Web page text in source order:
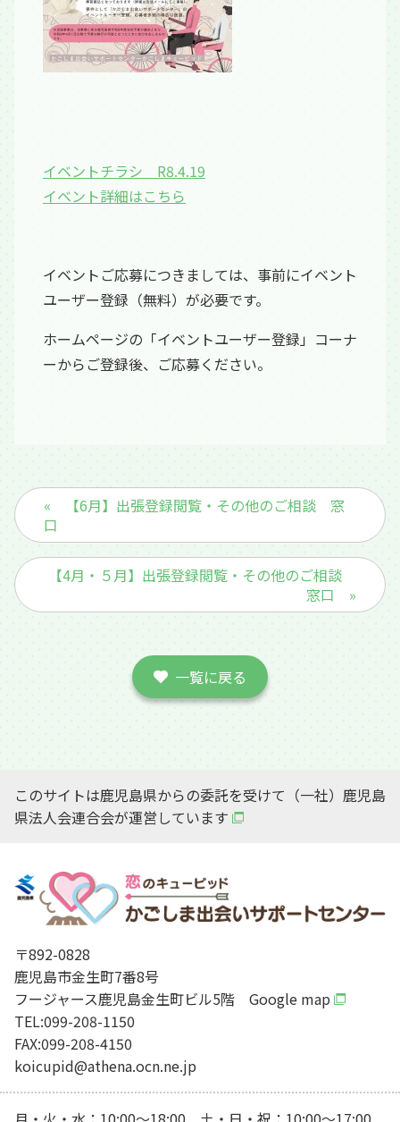
イベントチラシ R8.4.19
イベント詳細はこちら
イベントご応募につきましては、事前にイベント
ユーザー登録（無料）が必要です。
ホームページの「イベントユーザー登録」コーナ
ーからご登録後、ご応募ください。
« 【6月】出張登録閲覧・その他のご相談 窓
口
【4月・５月】出張登録閲覧・その他のご相談
窓口 »
一覧に戻る
このサイトは鹿児島県からの委託を受けて（一社）鹿児島
県法人会連合会が運営しています
〒892-0828
鹿児島市金生町7番8号
フージャース鹿児島金生町ビル5階 Google map
TEL:099-208-1150
FAX:099-208-4150
koicupid@athena.ocn.ne.jp